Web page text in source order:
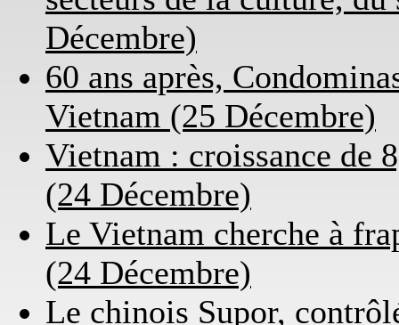
Décembre)
60 ans après,
Vietnam (25 Décembre)
Vietnam : croissance de
(24 Décembre)
Le Vietnam cherche à
(24 Décembre)
Le chinois Supor,